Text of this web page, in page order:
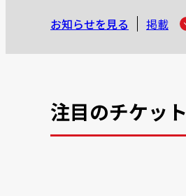
お知らせを見る 掲載
注目のチケット